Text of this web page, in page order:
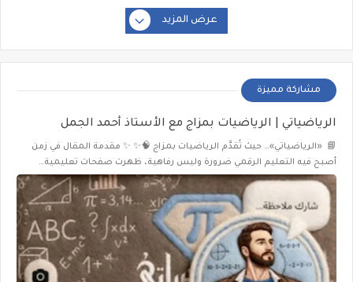
عرض المزيد
مشاركة مميزة
الرياضياتي | الرياضيات بمزاج مع الأستاذ أحمد الجمل
📘 «الرياضياتي»… حيث تُقدَّم الرياضيات بمزاج 🧠✨ ✨ مقدمة المقال في زمن
أصبح فيه التعليم الرقمي ضرورة وليس رفاهية، ظهرت صفحات تعليمية…